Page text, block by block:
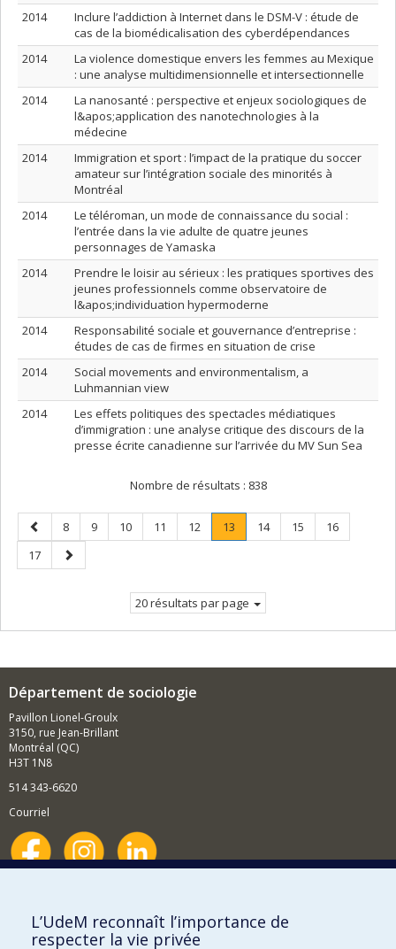
2014
Inclure l’addiction à Internet dans le DSM-V : étude de
cas de la biomédicalisation des cyberdépendances
2014
La violence domestique envers les femmes au Mexique
: une analyse multidimensionnelle et intersectionnelle
2014
La nanosanté : perspective et enjeux sociologiques de
l&apos;application des nanotechnologies à la
médecine
2014
Immigration et sport : l’impact de la pratique du soccer
amateur sur l’intégration sociale des minorités à
Montréal
2014
Le téléroman, un mode de connaissance du social :
l’entrée dans la vie adulte de quatre jeunes
personnages de Yamaska
2014
Prendre le loisir au sérieux : les pratiques sportives des
jeunes professionnels comme observatoire de
l&apos;individuation hypermoderne
2014
Responsabilité sociale et gouvernance d’entreprise :
études de cas de firmes en situation de crise
2014
Social movements and environmentalism, a
Luhmannian view
2014
Les effets politiques des spectacles médiatiques
d’immigration : une analyse critique des discours de la
presse écrite canadienne sur l’arrivée du MV Sun Sea
Nombre de résultats : 838
Page
précédente
Page
8 Page
9 Page
10 Page
11 Page
12 Page
13
Page
Page
14 Page
15 Page
16
Page
17
Page
suivante
20 résultats par page
Département de sociologie
Pavillon Lionel-Groulx
3150, rue Jean-Brillant
Montréal (QC)
H3T 1N8
514 343-6620
Courriel
Comment soutenir le Département?
BESOIN D'AIDE?
L’UdeM reconnaît l’importance de
respecter la vie privée